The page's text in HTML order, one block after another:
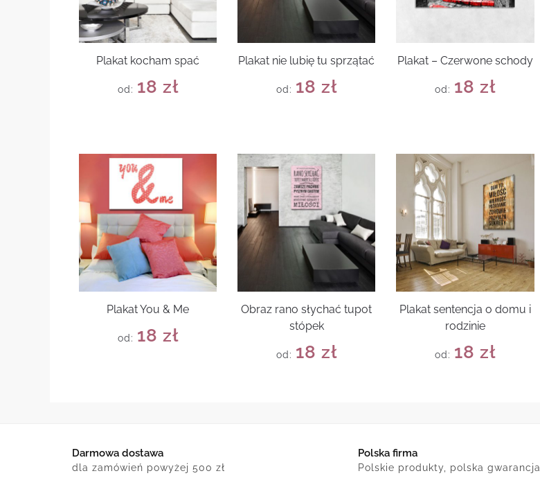
Plakat kocham spać
od: 18 zł
Plakat nie lubię tu sprzątać
od: 18 zł
Plakat – Czerwone schody
od: 18 zł
Plakat You & Me
od: 18 zł
Obraz rano słychać tupot
stópek
od: 18 zł
Plakat sentencja o domu i
rodzinie
od: 18 zł
Darmowa dostawa
dla zamówień powyżej 500 zł
Polska firma
Polskie produkty, polska gwarancja